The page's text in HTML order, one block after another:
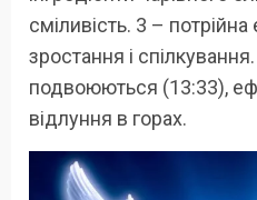
сміливість. 3 – потрійна
зростання і
подвоюються (13:33),
відлуння в горах.